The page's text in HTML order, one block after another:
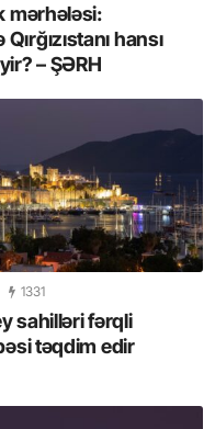
mərhələsi:
hansı
– ŞƏRH
1331
sahilləri fərqli
təqdim edir